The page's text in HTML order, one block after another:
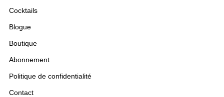
Cocktails
Blogue
Boutique
Abonnement
Politique de confidentialité
Contact